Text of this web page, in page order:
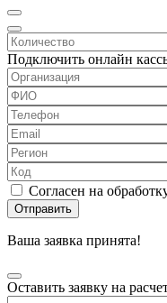
Подключить онлайн
Согласен на
Отправить
Ваша заявка принята!
Оставить заявку на